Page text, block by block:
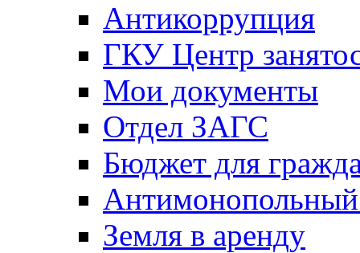
Антикоррупция
ГКУ Центр
Мои документы
Отдел ЗАГС
Бюджет для
Антимонопольный
Земля в аренду